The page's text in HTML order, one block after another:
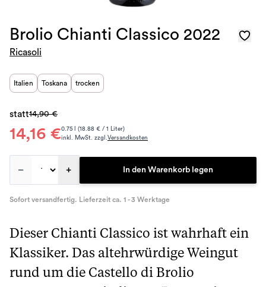
Brolio Chianti Classico 2022
Ricasoli
Italien Toskana trocken
14,16 €
statt14,90 €
0.75 l (18.88 € / 1 Liter)
inkl. MwSt. zzgl.Versandkosten
– + In den Warenkorb legen
Sofort versandfertig. Lieferzeit ca. 1 - 3 Werktage
Dieser Chianti Classico ist wahrhaft ein
Klassiker. Das altehrwürdige Weingut
rund um die Castello di Brolio